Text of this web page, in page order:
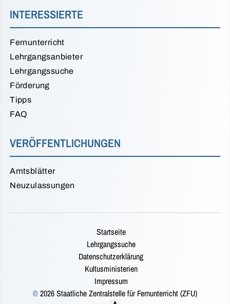
INTERESSIERTE
Fernunterricht
Lehrgangsanbieter
Lehrgangssuche
Förderung
Tipps
FAQ
VERÖFFENTLICHUNGEN
Amtsblätter
Neuzulassungen
Startseite
Lehrgangssuche
Datenschutzerklärung
Kultusministerien
Impressum
©2026 Staatliche Zentralstelle für Fernunterricht (ZFU)